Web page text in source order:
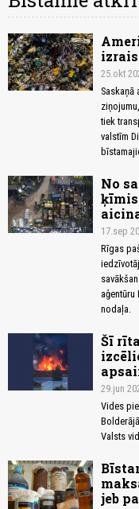
25.okt
Saskaņā
tiek
valstīm
No
17.sep
Rīgas
nodaļa.
Šī
29.jun
Vides
Valsts
jeb